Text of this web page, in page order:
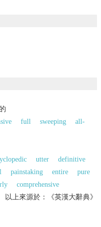
full sweeping
all-
utter
definitive
painstaking entire
pure
comprehensive
以上來源於：《英漢大辭典》